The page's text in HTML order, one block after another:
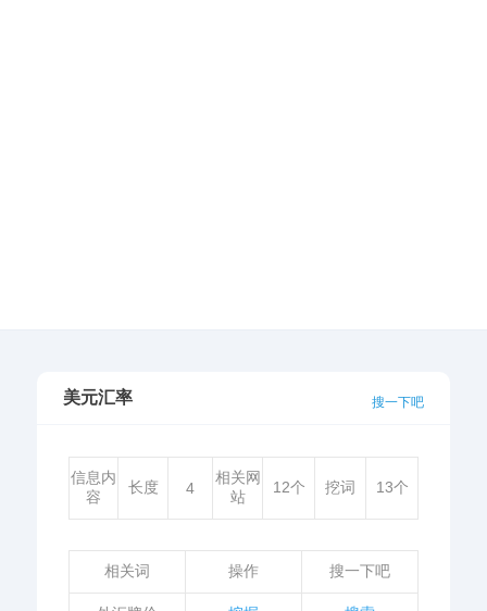
美元汇率 搜一下吧
信息内
容
长度 4
相关网
站
12个 挖词 13个
相关词 操作 搜一下吧